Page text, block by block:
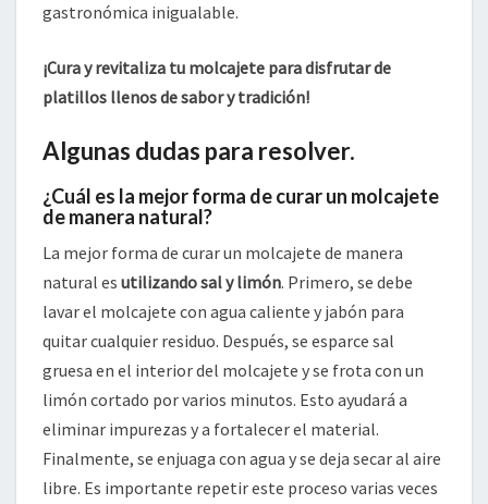
gastronómica inigualable.
¡Cura y revitaliza tu molcajete para disfrutar de
platillos llenos de sabor y tradición!
Algunas dudas para resolver.
¿Cuál es la mejor forma de curar un molcajete
de manera natural?
La mejor forma de curar un molcajete de manera
natural es utilizando sal y limón. Primero, se debe
lavar el molcajete con agua caliente y jabón para
quitar cualquier residuo. Después, se esparce sal
gruesa en el interior del molcajete y se frota con un
limón cortado por varios minutos. Esto ayudará a
eliminar impurezas y a fortalecer el material.
Finalmente, se enjuaga con agua y se deja secar al aire
libre. Es importante repetir este proceso varias veces